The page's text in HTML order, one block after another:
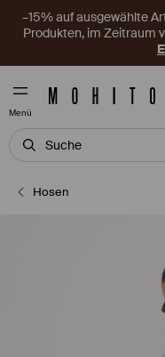
–15% auf ausgewählte
Produkten, im Zeitraum
Menü
Hosen